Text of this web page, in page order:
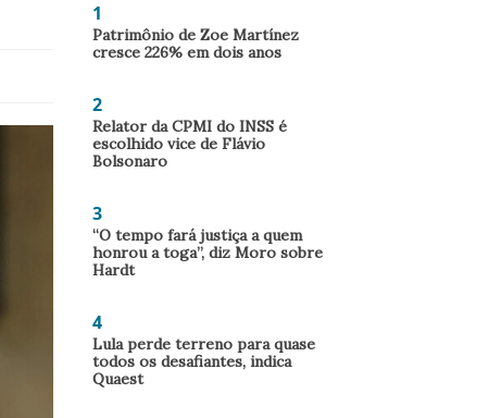
1
Patrimônio de Zoe Martínez
cresce 226% em dois anos
2
Relator da CPMI do INSS é
escolhido vice de Flávio
Bolsonaro
3
“O tempo fará justiça a quem
honrou a toga”, diz Moro sobre
Hardt
4
Lula perde terreno para quase
todos os desafiantes, indica
Quaest